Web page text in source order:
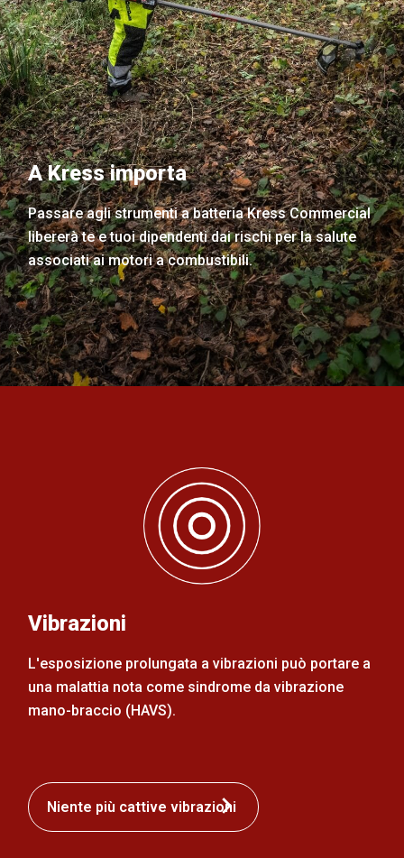
A Kress importa
Passare agli strumenti a batteria Kress Commercial
libererà te e tuoi dipendenti dai rischi per la salute
associati ai motori a combustibili.
Vibrazioni
L'esposizione prolungata a vibrazioni può portare a
una malattia nota come sindrome da vibrazione
mano-braccio (HAVS).
Niente più cattive vibrazioni